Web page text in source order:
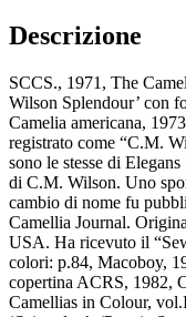
Descrizione
SCCS., 1971, The
Wilson Splendour’ con
Camelia americana,
registrato come “C.M.
sono le stesse di
di C.M. Wilson. Uno
cambio di nome fu
Camellia Journal.
USA. Ha ricevuto il
colori: p.84, Macoboy,
copertina ACRS, 1982,
Camellias in Colour,